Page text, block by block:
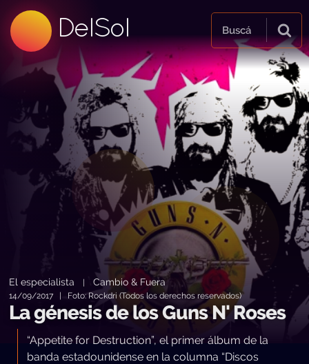
DelSol
99.5 FM
Buscá
El especialista |Cambio & Fuera
14/09/2017 | Foto: Rockdri (Todos los derechos reservados)
La génesis de los Guns N' Roses
“Appetite for Destruction”, el primer álbum de la
banda estadounidense en la columna “Discos